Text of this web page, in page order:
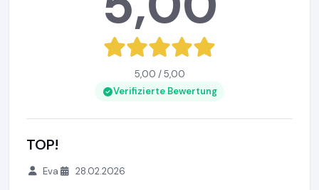
5,00 / 5,00
Verifizierte Bewertung
TOP!
Eva 28.02.2026